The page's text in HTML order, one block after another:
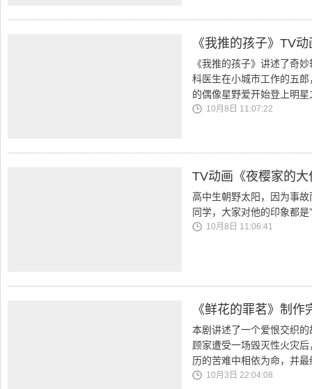
《我推的孩子》TV
《我推的孩子》讲述了奇
科医生在小城市工作的五
的偶像星野爱开始登上明星
10月8日 11:07:22
TV动画《夜樱家的
高中生朝野太阳，因为事
同学，大家对他的印象都是
10月8日 11:06:41
《鲜花的罪茗》制
本剧讲述了一个爱恨交织
顾家遭受一场毁灭性火灾
历的苦难中相依为命，并
10月3日 22:04:08